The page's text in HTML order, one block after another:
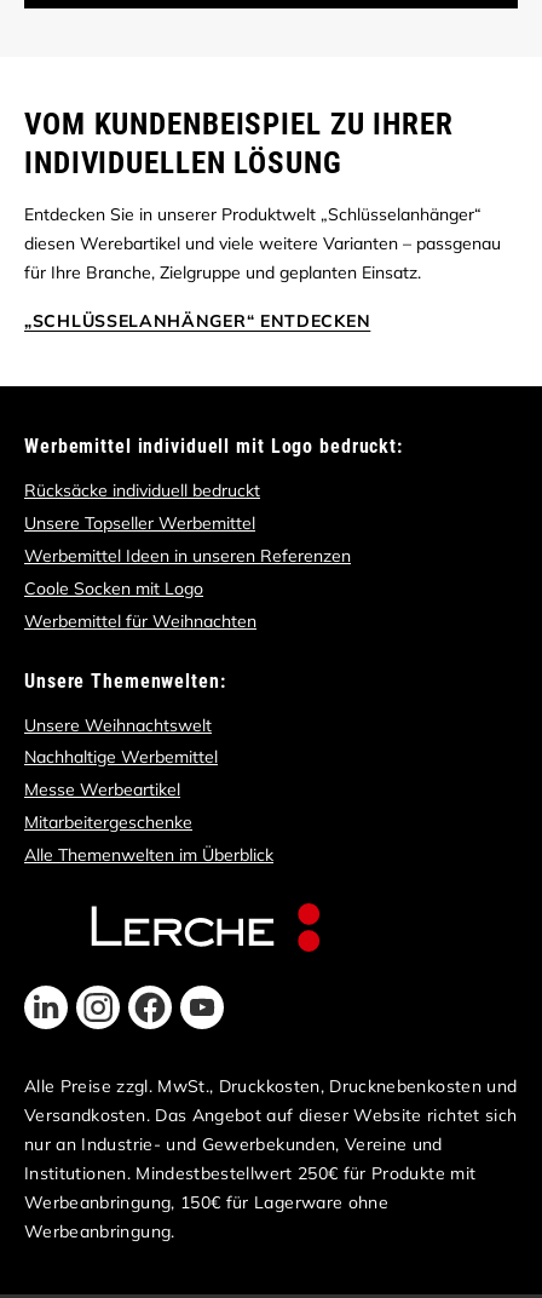
VOM KUNDENBEISPIEL ZU IHRER
INDIVIDUELLEN LÖSUNG
Entdecken Sie in unserer Produktwelt „Schlüsselanhänger“
diesen Werebartikel und viele weitere Varianten – passgenau
für Ihre Branche, Zielgruppe und geplanten Einsatz.
„SCHLÜSSELANHÄNGER“ ENTDECKEN
Werbemittel individuell mit Logo bedruckt:
Rücksäcke individuell bedruckt
Unsere Topseller Werbemittel
Werbemittel Ideen in unseren Referenzen
Coole Socken mit Logo
Werbemittel für Weihnachten
Unsere Themenwelten:
Unsere Weihnachtswelt
Nachhaltige Werbemittel
Messe Werbeartikel
Mitarbeitergeschenke
Alle Themenwelten im Überblick
Alle Preise zzgl. MwSt., Druckkosten, Drucknebenkosten und
Versandkosten. Das Angebot auf dieser Website richtet sich
nur an Industrie- und Gewerbekunden, Vereine und
Institutionen. Mindestbestellwert 250€ für Produkte mit
Werbeanbringung, 150€ für Lagerware ohne
Werbeanbringung.